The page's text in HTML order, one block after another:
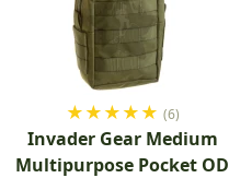
★★★★★ (6)
Invader Gear Medium
Multipurpose Pocket OD